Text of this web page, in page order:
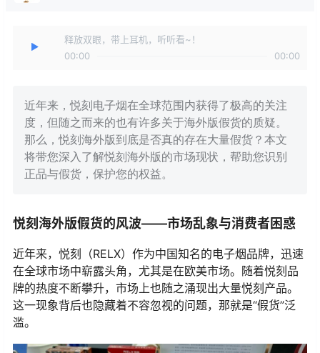
释放双眼，带上耳机，听听看~！
00:00
00:00
近年来，悦刻电子烟在全球范围内获得了极高的关注
度，但随之而来的也有许多关于海外版假货的质疑。
那么，悦刻海外版到底是否真的存在大量假货？本文
将带您深入了解悦刻海外版的市场现状，帮助您识别
正品与假货，保护您的权益。
悦刻海外版假货的风波——市场乱象与消费者困惑
近年来，悦刻（RELX）作为中国知名的电子烟品牌，迅速
在全球市场中崭露头角，尤其是在欧美市场。随着悦刻品
牌的热度不断攀升，市场上也随之涌现出大量悦刻产品。
这一现象背后也隐藏着不容忽视的问题，那就是“假货”泛
滥。